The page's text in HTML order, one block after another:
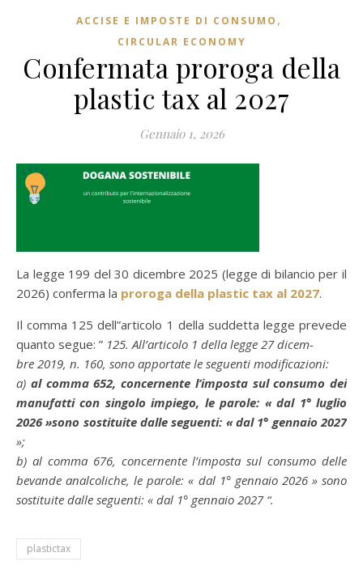
ACCISE E IMPOSTE DI CONSUMO ,
CIRCULAR ECONOMY
Confermata proroga della
plastic tax al 2027
Gennaio 1, 2026
La legge 199 del 30 dicembre 2025 (legge di bilancio per il
2026) conferma la proroga della plastic tax al 2027.
Il comma 125 dell”articolo 1 della suddetta legge prevede
quanto segue: ” 125. All’articolo 1 della legge 27 dicem-
bre 2019, n. 160, sono apportate le seguenti modificazioni:
a) al comma 652, concernente l’imposta sul consumo dei
manufatti con singolo impiego, le parole: « dal 1° luglio
2026 »sono sostituite dalle seguenti: « dal 1° gennaio 2027
»;
b) al comma 676, concernente l’imposta sul consumo delle
bevande analcoliche, le parole: « dal 1° gennaio 2026 » sono
sostituite dalle seguenti: « dal 1° gennaio 2027 “.
plastictax